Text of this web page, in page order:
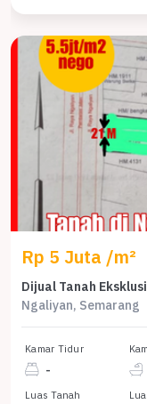
Rp 5 Juta /m²
Dijual Tanah
Ngaliyan, Semarang
Kamar Tidur
-
Luas Tanah